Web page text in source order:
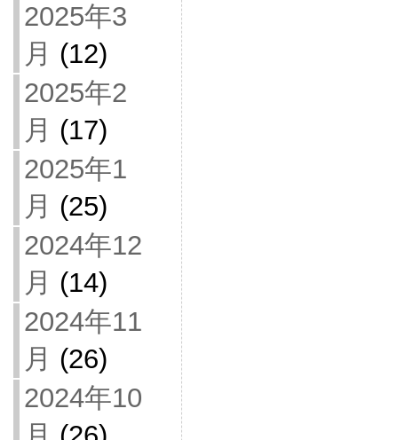
2025年3
月 (12)
2025年2
月 (17)
2025年1
月 (25)
2024年12
月 (14)
2024年11
月 (26)
2024年10